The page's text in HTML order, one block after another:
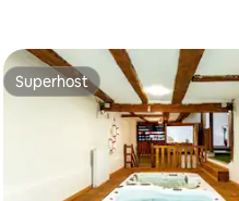
Superhost
Superhost